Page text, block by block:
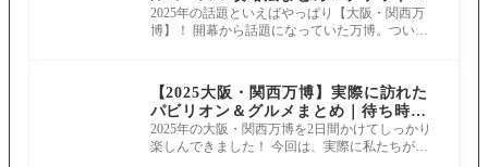
入・便利ワザ・回り方を徹底解説
2025年の話題といえばやっぱり【大阪・関西万
博】！ 開幕から話題になっていた万博。ついに
【2025大阪・関西万博】実際に訪れた
パビリオン＆グルメまとめ｜待ち時
間・所要時間・感想をネタバレなしで
徹底比較！
2025年の大阪・関西万博を2日間かけてしっかり
楽しんできました！ 今回は、実際に私たちが回